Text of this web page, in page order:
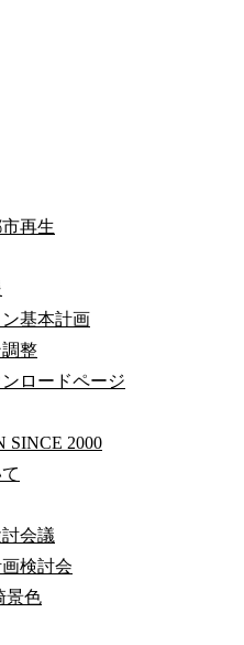
再生
基本計画
整
ロードページ
SINCE 2000
会議
検討会
景色